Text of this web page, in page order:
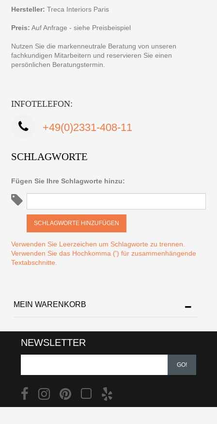
Hersteller:Treca Interiors Paris
Preis: Auf Anfrage - siehe Preisbeispiel
Nutzen Sie die markenneutrale Beratung von unseren
fachkundigen Mitarbeitern und reservieren Sie einen
persönlichen Beratungstermin.
INFOTELEFON:
+49(0)2331-408-11
SCHLAGWORTE
Fügen Sie Ihre Schlagworte hinzu:
SCHLAGWORTE HINZUFÜGEN
Verwenden Sie Leerzeichen um Schlagworte zu trennen.
Verwenden Sie das Hochkomma (') für zusammenhängende
Textabschnitte.
MEIN WARENKORB
NEWSLETTER
GO!